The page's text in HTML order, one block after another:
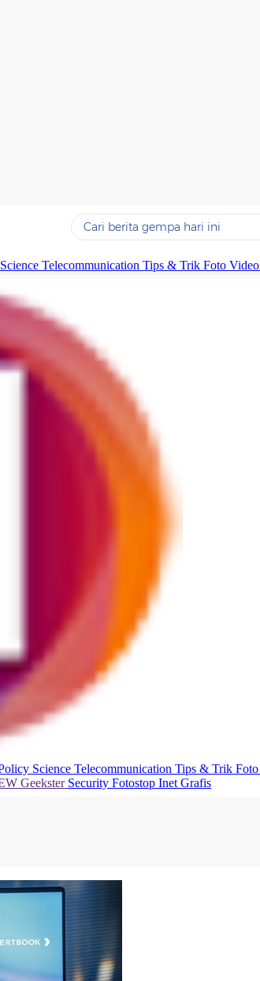
Yang sedang ramai dicari
#3prabowo
iran
#5 demo
Promoted
Science Telecommunication Tips & Trik Foto Video
Science Telecommunication Tips & Trik Foto
Geekster Security Fotostop Inet Grafis